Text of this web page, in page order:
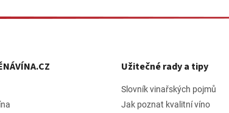
s
Užitečné rady a tipy
Slovník vinařských pojmů
Jak poznat kvalitní víno